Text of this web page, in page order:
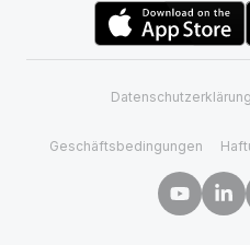
Datenschutzerklärung
Geschäftsbedingungen